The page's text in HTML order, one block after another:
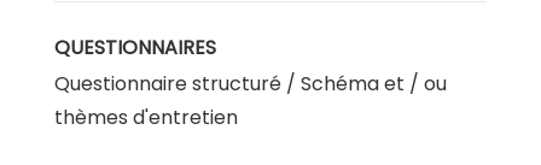
QUESTIONNAIRES
Questionnaire structuré / Schéma et / ou
thèmes d'entretien